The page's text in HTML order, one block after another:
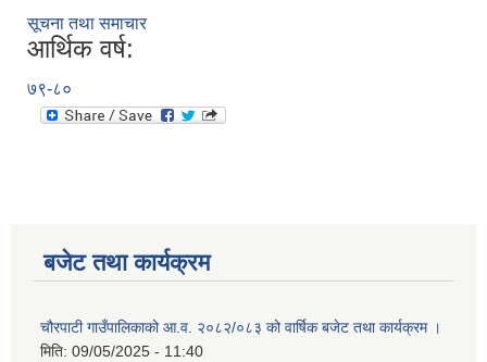
सूचना तथा समाचार
आर्थिक वर्ष:
७९-८०
बजेट तथा कार्यक्रम
चौरपाटी गाउँपालिकाको आ.व. २०८२/०८३ को वार्षिक बजेट तथा कार्यक्रम ।
मिति: 09/05/2025 - 11:40